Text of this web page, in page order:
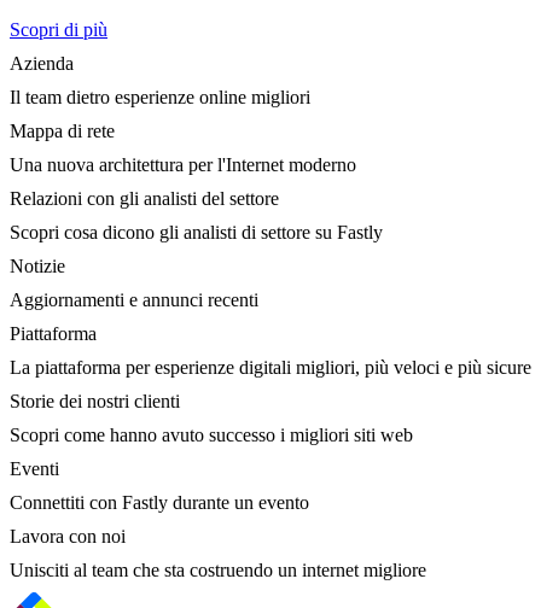
Scopri di più
Azienda
Il team dietro esperienze online migliori
Mappa di rete
Una nuova architettura per l'Internet moderno
Relazioni con gli analisti del settore
Scopri cosa dicono gli analisti di settore su Fastly
Notizie
Aggiornamenti e annunci recenti
Piattaforma
La piattaforma per esperienze digitali migliori, più veloci e più sicure
Storie dei nostri clienti
Scopri come hanno avuto successo i migliori siti web
Eventi
Connettiti con Fastly durante un evento
Lavora con noi
Unisciti al team che sta costruendo un internet migliore